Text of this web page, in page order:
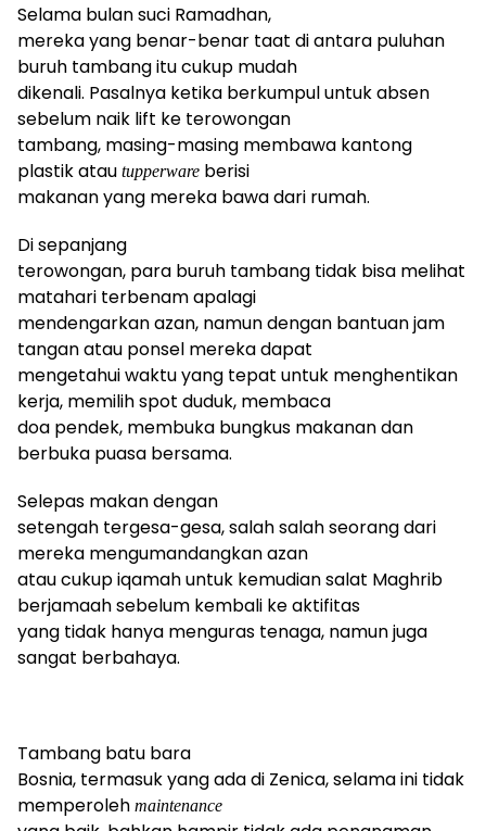
Selama bulan suci Ramadhan,
mereka yang benar-benar taat di antara puluhan
buruh tambang itu cukup mudah
dikenali. Pasalnya ketika berkumpul untuk absen
sebelum naik lift ke terowongan
tambang, masing-masing membawa kantong
plastik atau tupperware berisi
makanan yang mereka bawa dari rumah.
Di sepanjang
terowongan, para buruh tambang tidak bisa melihat
matahari terbenam apalagi
mendengarkan azan, namun dengan bantuan jam
tangan atau ponsel mereka dapat
mengetahui waktu yang tepat untuk menghentikan
kerja, memilih spot duduk, membaca
doa pendek, membuka bungkus makanan dan
berbuka puasa bersama.
Selepas makan dengan
setengah tergesa-gesa, salah salah seorang dari
mereka mengumandangkan azan
atau cukup iqamah untuk kemudian salat Maghrib
berjamaah sebelum kembali ke aktifitas
yang tidak hanya menguras tenaga, namun juga
sangat berbahaya.
Tambang batu bara
Bosnia, termasuk yang ada di Zenica, selama ini tidak
memperoleh maintenance